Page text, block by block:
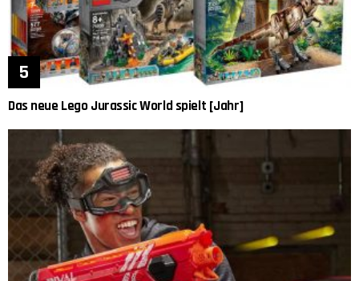
Das neue Lego Jurassic World spielt [Jahr]